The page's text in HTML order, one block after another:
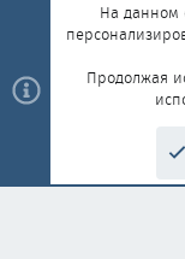
Обратная связь
Политика
add-ons by ThemeHouse
На данном
Продолжая